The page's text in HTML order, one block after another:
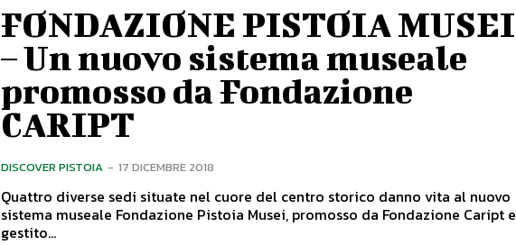
FONDAZIONE PISTOIA MUSEI
– Un nuovo sistema museale
promosso da Fondazione
CARIPT
DISCOVER PISTOIA - 17 DICEMBRE 2018
Quattro diverse sedi situate nel cuore del centro storico danno vita al nuovo
sistema museale Fondazione Pistoia Musei, promosso da Fondazione Caript e
gestito...